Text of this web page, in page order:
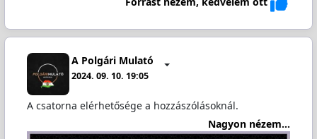
A Polgári Mulató
2024. 09. 10. 19:05
A csatorna elérhetősége a hozzászólásoknál.
Nagyon nézem...